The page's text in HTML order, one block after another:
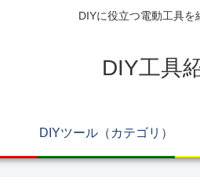
DIYに役立つ電動工具を
DIY工具
DIYツール（カテゴリ）